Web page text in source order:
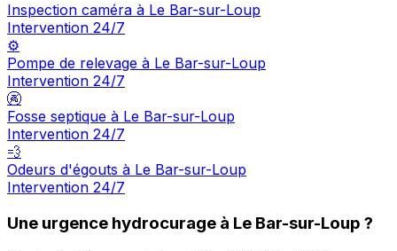
Inspection caméra à Le Bar-sur-Loup
Intervention 24/7
⚙️
Pompe de relevage à Le Bar-sur-Loup
Intervention 24/7
🚱
Fosse septique à Le Bar-sur-Loup
Intervention 24/7
💨
Odeurs d'égouts à Le Bar-sur-Loup
Intervention 24/7
Une urgence hydrocurage à Le Bar-sur-Loup ?